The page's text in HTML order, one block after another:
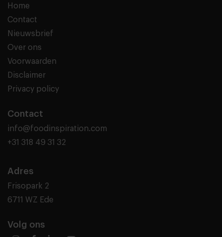
Home
Contact
Nieuwsbrief
Over ons
Voorwaarden
Disclaimer
Privacy policy
Contact
info@foodinspiration.com
+31 318 49 31 32
Adres
Frisopark 2
6711 WZ Ede
Volg ons